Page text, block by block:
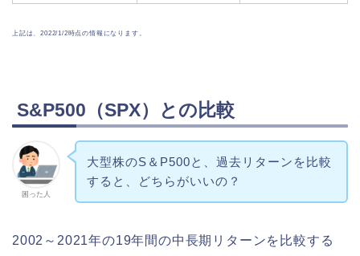
上記は、2022/1/2時点の情報になります。
S&P500（SPX）との比較
困った人
大型株のS＆P500と、過去リターンを比較
すると、どちらがいいの？
2002～2021年の19年間の中長期リターンを比較する